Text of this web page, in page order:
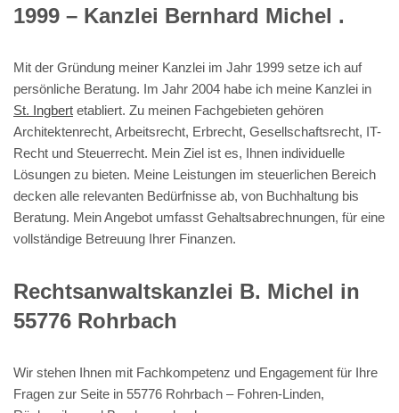
1999 – Kanzlei Bernhard Michel .
Mit der Gründung meiner Kanzlei im Jahr 1999 setze ich auf
persönliche Beratung. Im Jahr 2004 habe ich meine Kanzlei in
St. Ingbert etabliert. Zu meinen Fachgebieten gehören
Architektenrecht, Arbeitsrecht, Erbrecht, Gesellschaftsrecht, IT-
Recht und Steuerrecht. Mein Ziel ist es, Ihnen individuelle
Lösungen zu bieten. Meine Leistungen im steuerlichen Bereich
decken alle relevanten Bedürfnisse ab, von Buchhaltung bis
Beratung. Mein Angebot umfasst Gehaltsabrechnungen, für eine
vollständige Betreuung Ihrer Finanzen.
Rechtsanwaltskanzlei B. Michel in
55776 Rohrbach
Wir stehen Ihnen mit Fachkompetenz und Engagement für Ihre
Fragen zur Seite in 55776 Rohrbach – Fohren-Linden,